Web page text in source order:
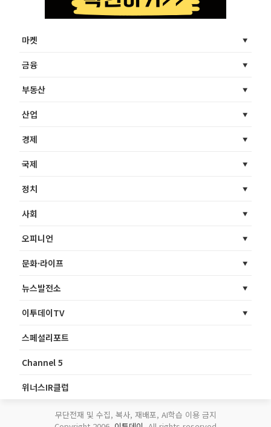
마켓
금융
부동산
산업
경제
국제
정치
사회
오피니언
문화·라이프
뉴스발전소
이투데이TV
스페셜리포트
Channel 5
위너스IR클럽
무단전재 및 수집, 복사, 재배포, AI학습 이용 금지